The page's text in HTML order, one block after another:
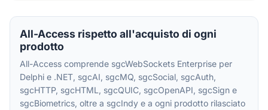
All-Access rispetto all'acquisto di ogni
prodotto
All-Access comprende sgcWebSockets Enterprise per
Delphi e .NET, sgcAI, sgcMQ, sgcSocial, sgcAuth,
sgcHTTP, sgcHTML, sgcQUIC, sgcOpenAPI, sgcSign e
sgcBiometrics, oltre a sgcIndy e a ogni prodotto rilasciato